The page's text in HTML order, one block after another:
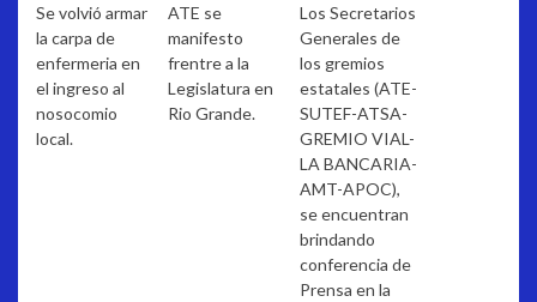
Se volvió armar
la carpa de
enfermeria en
el ingreso al
nosocomio
local.
ATE se
manifesto
frentre a la
Legislatura en
Rio Grande.
Los Secretarios
Generales de
los gremios
estatales (ATE-
SUTEF-ATSA-
GREMIO VIAL-
LA BANCARIA-
AMT-APOC),
se encuentran
brindando
conferencia de
Prensa en la